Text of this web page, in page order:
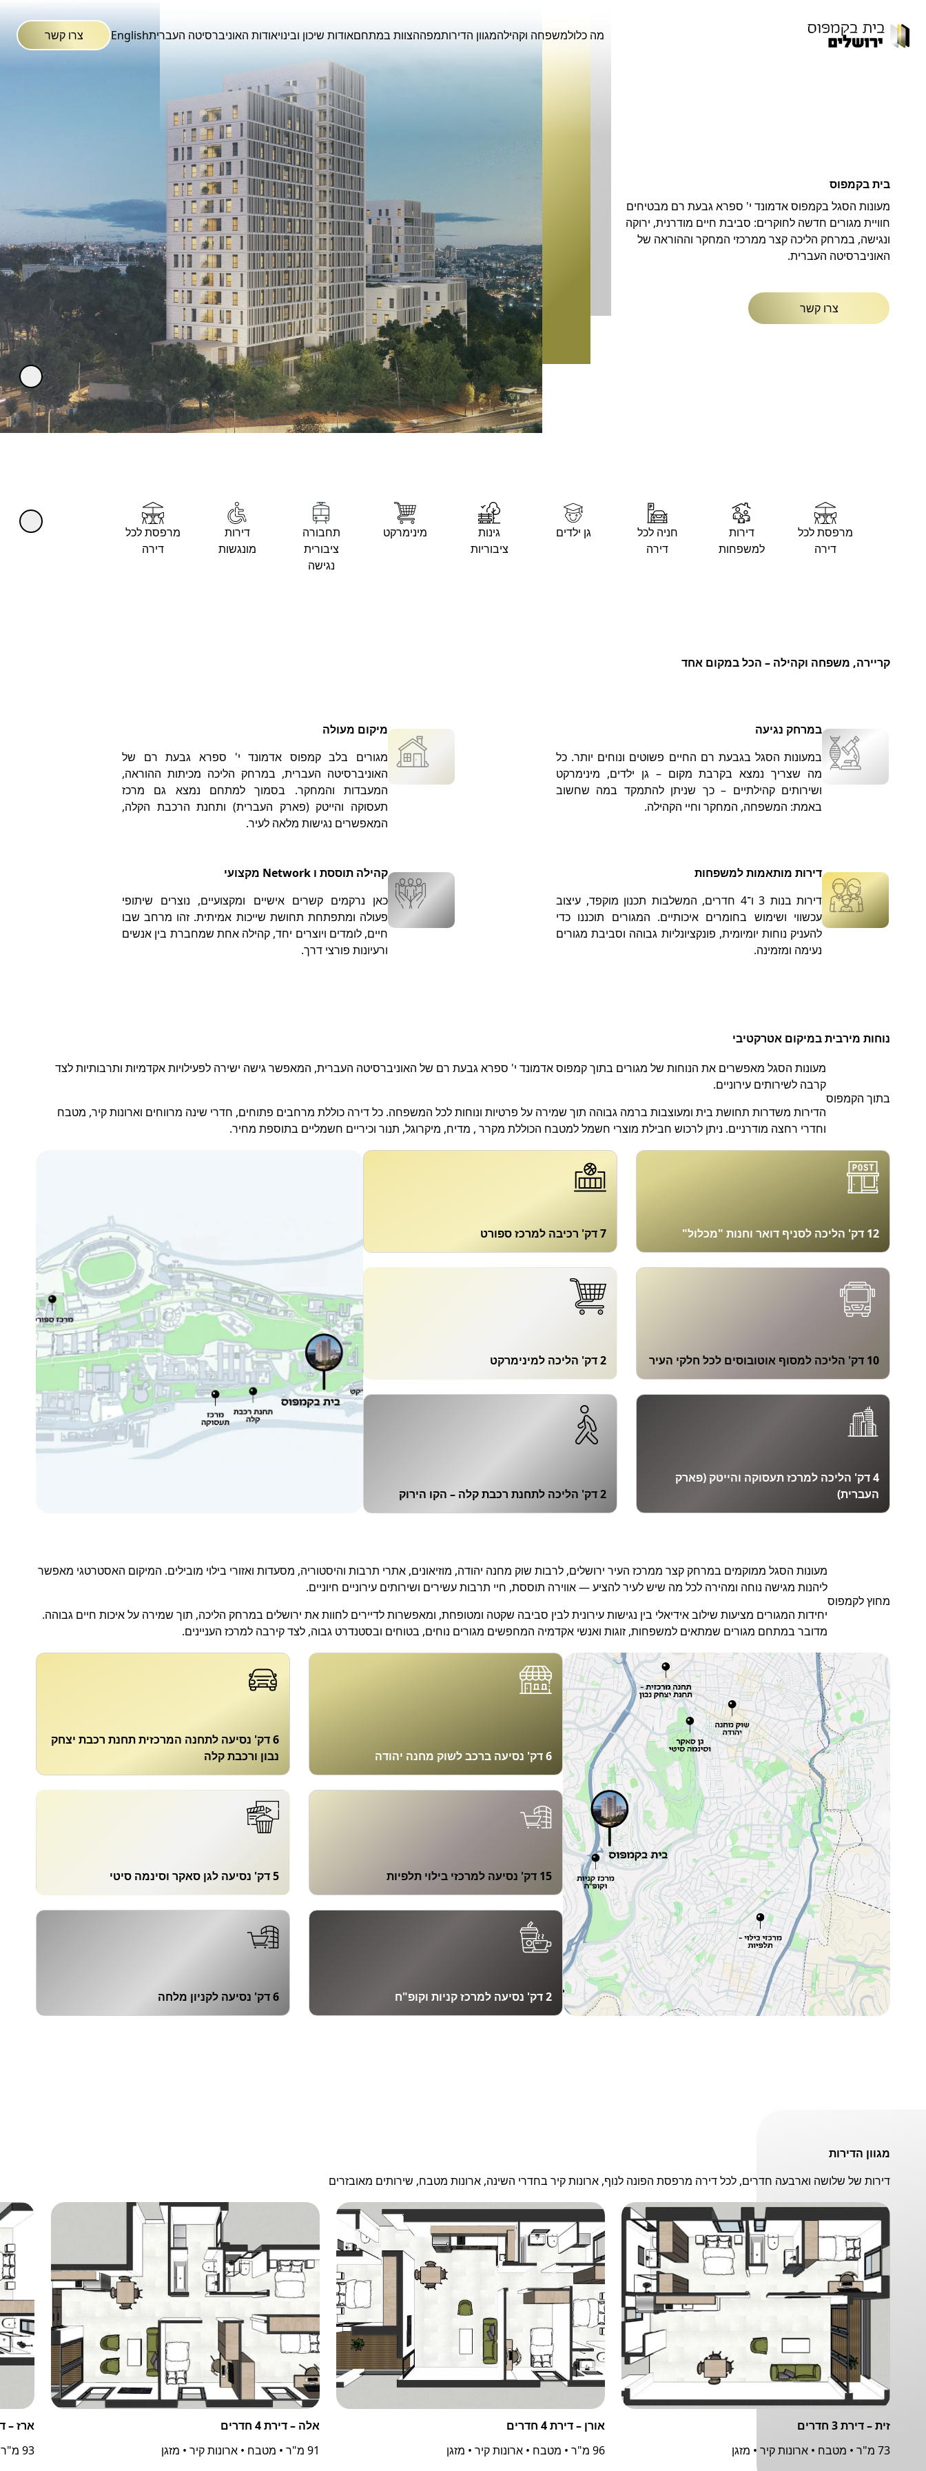
מה כלולמשפחה וקהילהמגוון הדירותמפההצוות במתחםאודות שיכון ובינויאודות האוניברסיטה העבריתEnglish צרו קשר
בית בקמפוס
מעונות הסגל בקמפוס אדמונד י' ספרא גבעת רם מבטיחים
חוויית מגורים חדשה לחוקרים: סביבת חיים מודרנית, ירוקה
ונגישה, במרחק הליכה קצר ממרכזי המחקר וההוראה של
האוניברסיטה העברית.
צרו קשר
נגן/
נגן/
מרפסת לכל
דירה
דירות
למשפחות
חניה לכל
דירה
גן ילדים
גינות
ציבוריות
מינימרקט
תחבורה
ציבורית
נגישה
דירות
מונגשות
מרפסת לכל
דירה
קריירה, משפחה וקהילה – הכל במקום אחד
במרחק נגיעה
במעונות הסגל בגבעת רם החיים פשוטים ונוחים יותר. כל
מה שצריך נמצא בקרבת מקום – גן ילדים, מינימרקט
ושירותים קהילתיים – כך שניתן להתמקד במה שחשוב
באמת: המשפחה, המחקר וחיי הקהילה.
מיקום מעולה
מגורים בלב קמפוס אדמונד י' ספרא גבעת רם של
האוניברסיטה העברית, במרחק הליכה מכיתות ההוראה,
המעבדות והמחקר. בסמוך למתחם נמצא גם מרכז
תעסוקה והייטק (פארק העברית) ותחנת הרכבת הקלה,
המאפשרים נגישות מלאה לעיר.
דירות מותאמות למשפחות
דירות בנות 3 ו־4 חדרים, המשלבות תכנון מוקפד, עיצוב
עכשווי ושימוש בחומרים איכותיים. המגורים תוכננו כדי
להעניק נוחות יומיומית, פונקציונליות גבוהה וסביבת מגורים
נעימה ומזמינה.
קהילה תוססת ו Network מקצועי
כאן נרקמים קשרים אישיים ומקצועיים, נוצרים שיתופי
פעולה ומתפתחת תחושת שייכות אמיתית. זהו מרחב שבו
חיים, לומדים ויוצרים יחד, קהילה אחת שמחברת בין אנשים
ורעיונות פורצי דרך.
נוחות מירבית במיקום אטרקטיבי
בתוך הקמפוס
מעונות הסגל מאפשרים את הנוחות של מגורים בתוך קמפוס אדמונד י' ספרא גבעת רם של האוניברסיטה העברית, המאפשר גישה ישירה לפעילויות אקדמיות ותרבותיות לצד
קרבה לשירותים עירוניים.
הדירות משדרות תחושת בית ומעוצבות ברמה גבוהה תוך שמירה על פרטיות ונוחות לכל המשפחה. כל דירה כוללת מרחבים פתוחים, חדרי שינה מרווחים וארונות קיר, מטבח
וחדרי רחצה מודרניים. ניתן לרכוש חבילת מוצרי חשמל למטבח הכוללת מקרר , מדיח, מיקרוגל, תנור וכיריים חשמליים בתוספת מחיר.
12 דק' הליכה לסניף דואר וחנות "מכלול" 7 דק' רכיבה למרכז ספורט
10 דק' הליכה למסוף אוטובוסים לכל חלקי העיר 2 דק' הליכה למינימרקט
4 דק' הליכה למרכז תעסוקה והייטק (פארק
העברית)
2 דק' הליכה לתחנת רכבת קלה – הקו הירוק
מחוץ לקמפוס
מעונות הסגל ממוקמים במרחק קצר ממרכז העיר ירושלים, לרבות שוק מחנה יהודה, מוזיאונים, אתרי תרבות והיסטוריה, מסעדות ואזורי בילוי מובילים. המיקום האסטרטגי מאפשר
ליהנות מגישה נוחה ומהירה לכל מה שיש לעיר להציע — אווירה תוססת, חיי תרבות עשירים ושירותים עירוניים חיוניים.
יחידות המגורים מציעות שילוב אידיאלי בין נגישות עירונית לבין סביבה שקטה ומטופחת, ומאפשרות לדיירים לחוות את ירושלים במרחק הליכה, תוך שמירה על איכות חיים גבוהה.
מדובר במתחם מגורים שמתאים למשפחות, זוגות ואנשי אקדמיה המחפשים מגורים נוחים, בטוחים ובסטנדרט גבוה, לצד קירבה למרכז העניינים.
6 דק' נסיעה ברכב לשוק מחנה יהודה
6 דק' נסיעה לתחנה המרכזית תחנת רכבת יצחק
נבון ורכבת קלה
15 דק' נסיעה למרכזי בילוי תלפיות 5 דק' נסיעה לגן סאקר וסינמה סיטי
2 דק' נסיעה למרכז קניות וקופ"ח 6 דק' נסיעה לקניון מלחה
מגוון הדירות
דירות של שלושה וארבעה חדרים, לכל דירה מרפסת הפונה לנוף, ארונות קיר בחדרי השינה, ארונות מטבח, שירותים מאובזרים
זית – דירת 3 חדרים
73 מ"ר • מטבח • ארונות קיר • מזגן
אורן – דירת 4 חדרים
96 מ"ר • מטבח • ארונות קיר • מזגן
אלה – דירת 4 חדרים
91 מ"ר • מטבח • ארונות קיר • מזגן
ארז – דירת
93 מ"ר • מטבח • ארונות קיר • מזגן
שירותים מפנקים, חיי קהילה ותמיד במרכז העניינים הכול
צרו קשר